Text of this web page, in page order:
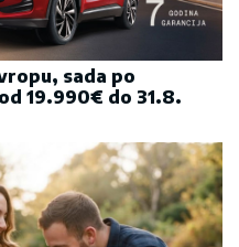
sada po
19.990€ do 31.8.